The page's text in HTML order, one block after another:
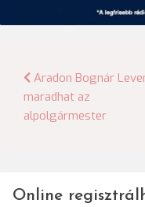
Bejegyzés
navigáció
Aradon Bognár
maradhat az
alpolgármester
Online